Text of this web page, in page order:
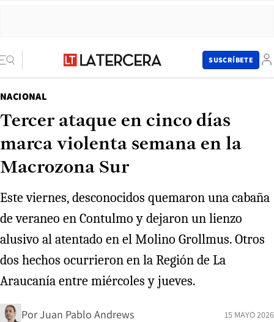
SUSCRÍBETE
NACIONAL
Tercer ataque en cinco días
marca violenta semana en la
Macrozona Sur
Este viernes, desconocidos quemaron una cabaña
de veraneo en Contulmo y dejaron un lienzo
alusivo al atentado en el Molino Grollmus. Otros
dos hechos ocurrieron en la Región de La
Araucanía entre miércoles y jueves.
PorJuan Pablo Andrews 15 MAYO 2026